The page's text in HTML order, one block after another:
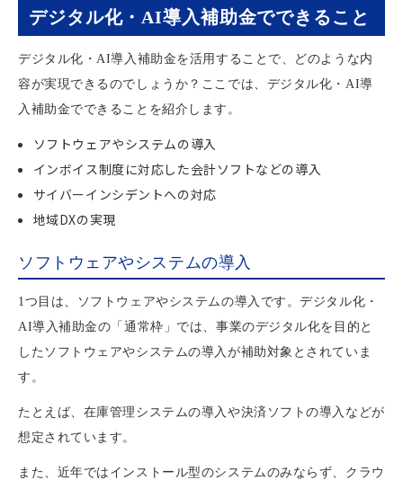
デジタル化・AI導入補助金でできること
デジタル化・AI導入補助金を活用することで、どのような内
容が実現できるのでしょうか？ここでは、デジタル化・AI導
入補助金でできることを紹介します。
ソフトウェアやシステムの導入
インボイス制度に対応した会計ソフトなどの導入
サイバーインシデントへの対応
地域DXの実現
ソフトウェアやシステムの導入
1つ目は、ソフトウェアやシステムの導入です。デジタル化・
AI導入補助金の「通常枠」では、事業のデジタル化を目的と
したソフトウェアやシステムの導入が補助対象とされていま
す。
たとえば、在庫管理システムの導入や決済ソフトの導入などが
想定されています。
また、近年ではインストール型のシステムのみならず、クラウ